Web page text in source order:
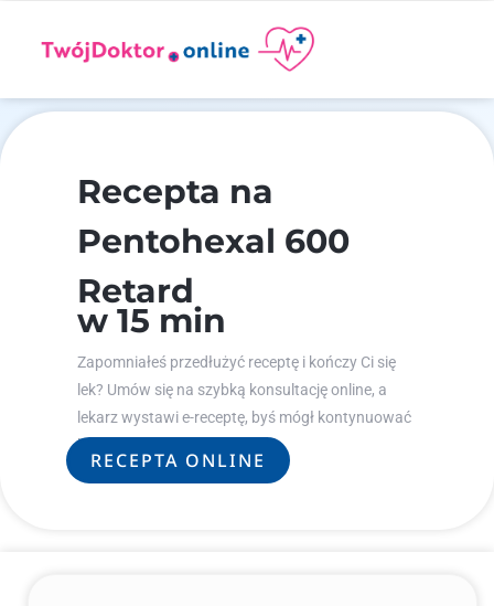
Recepta na
Pentohexal 600
Retard
w 15 min
Zapomniałeś przedłużyć receptę i kończy Ci się
lek? Umów się na szybką konsultację online, a
lekarz wystawi e-receptę, byś mógł kontynuować
leczenie.
RECEPTA ONLINE